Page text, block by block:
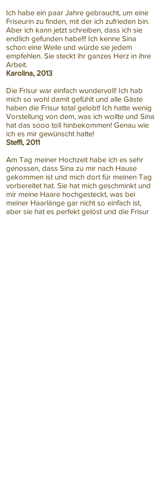
Ich habe ein paar Jahre gebraucht, um eine
Friseurin zu finden, mit der ich zufrieden bin.
Aber ich kann jetzt schreiben, dass ich sie
endlich gefunden habe!!! Ich kenne Sina
schon eine Weile und würde sie jedem
empfehlen. Sie steckt ihr ganzes Herz in ihre
Arbeit.
Karolina, 2013
Die Frisur war einfach wundervoll! Ich hab
mich so wohl damit gefühlt und alle Gäste
haben die Frisur total gelobt! Ich hatte wenig
Vorstellung von dem, was ich wollte und Sina
hat das sooo toll hinbekommen! Genau wie
ich es mir gewünscht hatte!
Steffi, 2011
Am Tag meiner Hochzeit habe ich es sehr
genossen, dass Sina zu mir nach Hause
gekommen ist und mich dort für meinen Tag
vorbereitet hat. Sie hat mich geschminkt und
mir meine Haare hochgesteckt, was bei
meiner Haarlänge gar nicht so einfach ist,
aber sie hat es perfekt gelöst und die Frisur
hat bis in die frühen Morgenstunden gehalten.